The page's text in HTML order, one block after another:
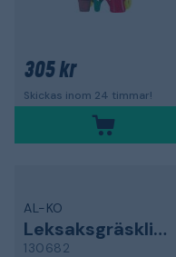
305 kr
Skickas inom 24 timmar!
AL-KO
Leksaksgräsklippare
130682